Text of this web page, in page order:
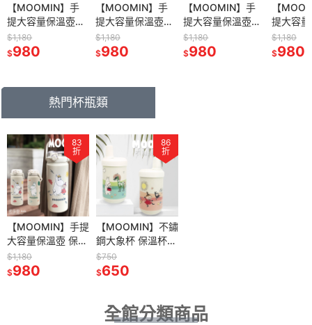
【MOOMIN】手
提大容量保溫壺
保溫壺 保溫杯 大
容量保溫杯
$1,180
$980
【MOOMIN】手
提大容量保溫壺
保溫壺 保溫杯 大
容量保溫杯
$1,180
$980
【MOOMIN】手
提大容量保溫壺
保溫壺 保溫杯 大
容量保溫杯
$1,180
$980
【
提大容
保溫壺
容量保
$1,180
$980
熱門杯瓶類
83
折
【MOOMIN】手提
大容量保溫壺 保溫
壺 保溫杯 大容量
保溫杯 1200ML
$1,180
$980
86
折
【MOOMIN】不鏽
鋼大象杯 保溫杯
隨行杯 咖啡杯 吸
管杯 380ml 不鏽
$750
$650
全館分類商品